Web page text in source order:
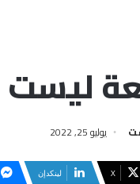
يوليو 25, 2022
‫X لينكدإن